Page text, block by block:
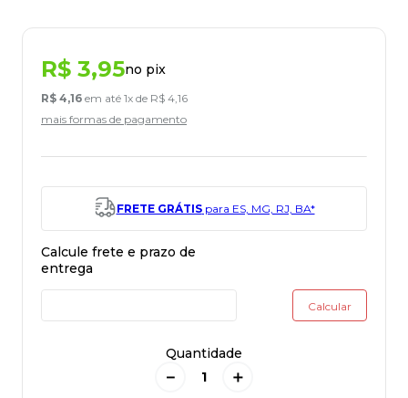
R$ 3,95no pix
R$ 4,16 em até 1x de R$ 4,16
mais formas de pagamento
FRETE GRÁTISpara ES, MG, RJ, BA*
Quantidade
＋
－